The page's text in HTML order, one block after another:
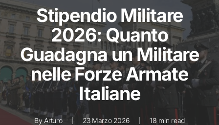
Stipendio Militare
2026: Quanto
Guadagna un Militare
nelle Forze Armate
Italiane
By Arturo 23 Marzo 2026 18 min read